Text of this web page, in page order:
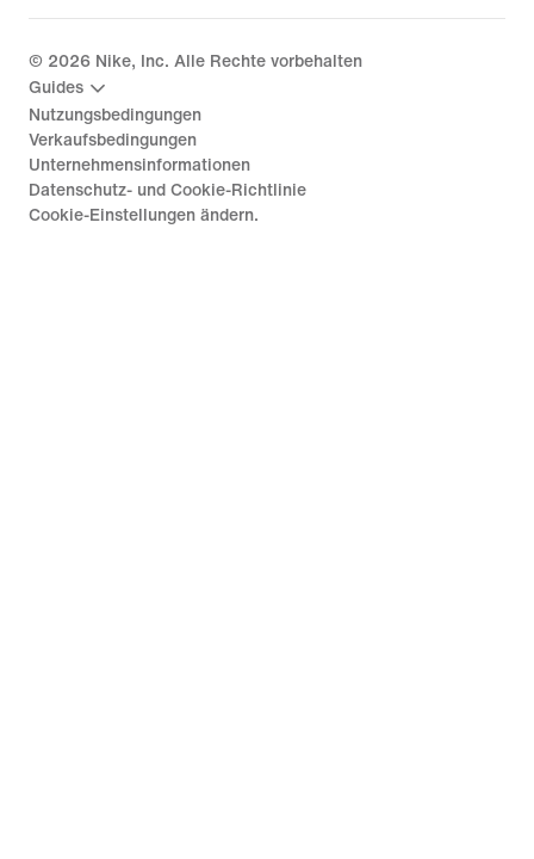
© 2026 Nike, Inc. Alle Rechte vorbehalten
Guides
Nutzungsbedingungen
Verkaufsbedingungen
Unternehmensinformationen
Datenschutz- und Cookie-Richtlinie
Cookie-Einstellungen ändern.